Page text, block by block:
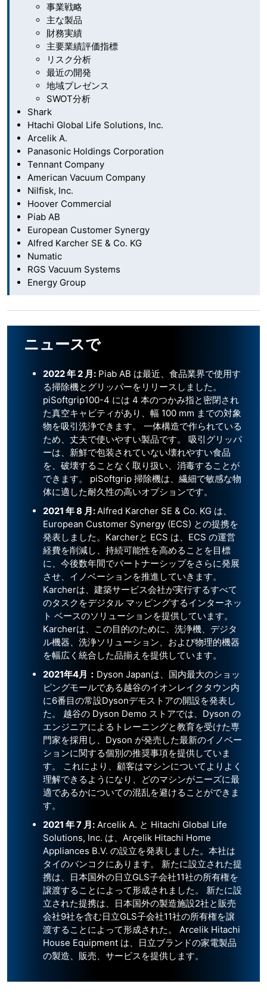
事業戦略
主な製品
財務実績
主要業績評価指標
リスク分析
最近の開発
地域プレゼンス
SWOT分析
Shark
Htachi Global Life Solutions, Inc.
Arcelik A.
Panasonic Holdings Corporation
Tennant Company
American Vacuum Company
Nilfisk, Inc.
Hoover Commercial
Piab AB
European Customer Synergy
Alfred Karcher SE & Co. KG
Numatic
RGS Vacuum Systems
Energy Group
ニュースで
2022 年 2 月: Piab AB は最近、食品業界で使用す
る掃除機とグリッパーをリリースしました。
piSoftgrip100-4 には 4 本のつかみ指と密閉され
た真空キャビティがあり、幅 100 mm までの対象
物を吸引洗浄できます。 一体構造で作られている
ため、丈夫で使いやすい製品です。 吸引グリッパ
ーは、新鮮で包装されていない壊れやすい食品
を、破壊することなく取り扱い、消毒することが
できます。 piSoftgrip 掃除機は、繊細で敏感な物
体に適した耐久性の高いオプションです。
2021 年 8 月: Alfred Karcher SE & Co. KG は、
European Customer Synergy (ECS) との提携を
発表しました。Karcherと ECS は、ECS の運営
経費を削減し、持続可能性を高めることを目標
に、今後数年間でパートナーシップをさらに発展
させ、イノベーションを推進していきます。
Karcherは、建築サービス会社が実行するすべて
のタスクをデジタル マッピングするインターネッ
ト ベースのソリューションを提供しています。
Karcherは、この目的のために、洗浄機、デジタ
ル機器、洗浄ソリューション、および物理的機器
を幅広く統合した品揃えを提供しています。
2021年4月： Dyson Japanは、国内最大のショッ
ピングモールである越谷のイオンレイクタウン内
に6番目の常設Dysonデモストアの開設を発表し
た。 越谷の Dyson Demo ストアでは、Dyson の
エンジニアによるトレーニングと教育を受けた専
門家を採用し、Dyson が発売した最新のイノベー
ションに関する個別の推奨事項を提供していま
す。 これにより、顧客はマシンについてよりよく
理解できるようになり、どのマシンがニーズに最
適であるかについての混乱を避けることができま
す。
2021 年 7 月: Arcelik A. と Hitachi Global Life
Solutions, Inc. は、Arçelik Hitachi Home
Appliances B.V. の設立を発表しました。本社は
タイのバンコクにあります。 新たに設立された提
携は、日本国外の日立GLS子会社11社の所有権を
譲渡することによって形成されました。 新たに設
立された提携は、日本国外の製造施設2社と販売
会社9社を含む日立GLS子会社11社の所有権を譲
渡することによって形成された。 Arcelik Hitachi
House Equipment は、日立ブランドの家電製品
の製造、販売、サービスを提供します。